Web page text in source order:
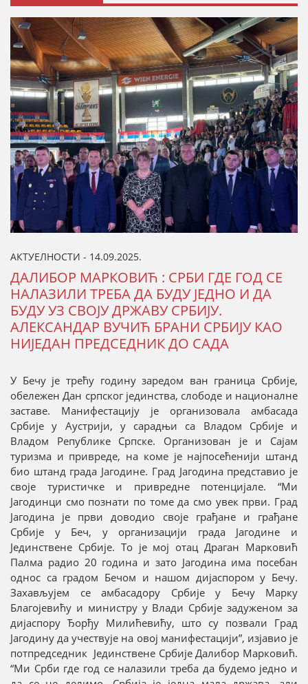
АКТУЕЛНОСТИ - 14.09.2025.
ДАЛИБОР МАРКОВИЋ : СРБИ ГДЕ ГОД СЕ
НАЛАЗИЛИ ТРЕБА ДА БУДУ ЈЕДНО И ДА
БУДУ УЗ СВОЈУ ДРЖАВУ СРБИЈУ.
АЛЕКСАНДАР ВУЧИЋ БРАНИ СРБИЈУ КАО
НИЈЕДАН ПРЕДСЕДНИК ДО САДА
У Бечу је трећу годину заредом ван граница Србије,
обележен Дан српског јединства, слободе и националне
заставе. Манифестацију је организовала амбасада
Србије у Аустрији, у сарадњи са Владом Србије и
Владом Републике Српске. Организован је и Сајам
туризма и привреде, на коме је најпосећенији штанд
био штанд града Јагодине. Град Јагодина представио је
своје туристичке и привредне потенцијале. “Ми
Јагодинци смо познати по томе да смо увек први. Град
Јагодина је први доводио своје грађане и грађане
Србије у Беч, у организацији града Јагодине и
Јединствене Србије. То је мој отац Драган Марковић
Палма радио 20 година и зато Јагодина има посебан
однос са градом Бечом и нашом дијаспором у Бечу.
Захављујем се амбасадору Србије у Бечу Марку
Благојевићу и министру у Влади Србије задуженом за
дијаспору Ђорђу Милићевићу, што су позвали Град
Јагодину да учествује на овој манифестацији”, изјавио је
потпредседник Јединствене Србије Далибор Марковић.
“Ми Срби где год се налазили треба да будемо једно и